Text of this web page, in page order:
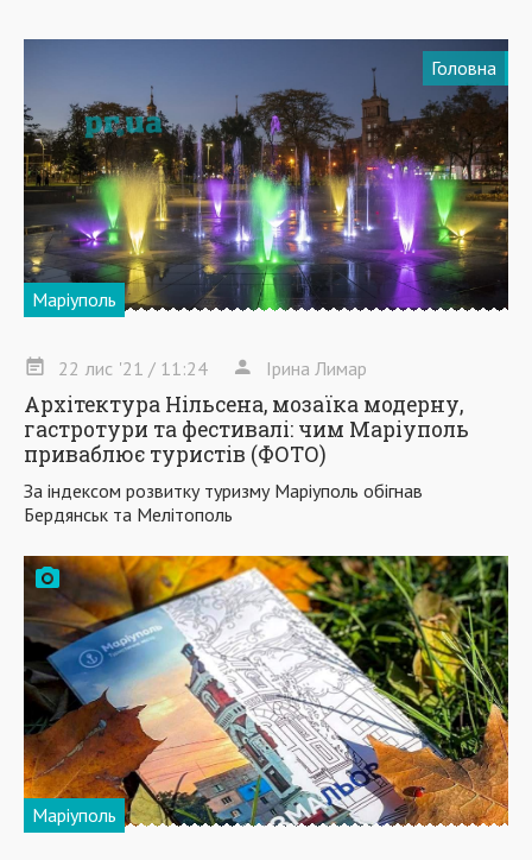
Головна
Маріуполь
22 лис '21 / 11:24 Ірина Лимар
Архітектура Нільсена, мозаїка модерну,
гастротури та фестивалі: чим Маріуполь
приваблює туристів (ФОТО)
За індексом розвитку туризму Маріуполь обігнав
Бердянськ та Мелітополь
Маріуполь